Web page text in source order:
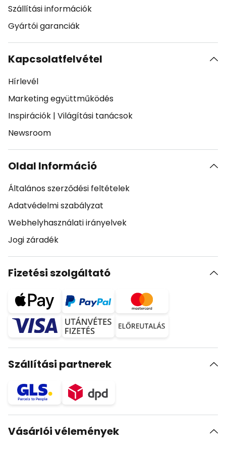
Szállítási információk
Gyártói garanciák
Kapcsolatfelvétel
Hírlevél
Marketing együttműködés
Inspirációk | Világítási tanácsok
Newsroom
Oldal Információ
Általános szerződési feltételek
Adatvédelmi szabályzat
Webhelyhasználati irányelvek
Jogi záradék
Fizetési szolgáltató
Szállítási partnerek
Vásárlói vélemények